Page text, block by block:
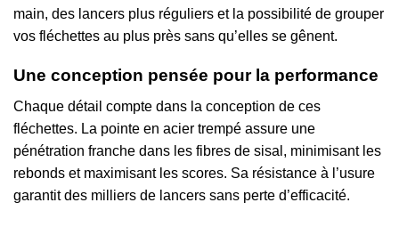
main, des lancers plus réguliers et la possibilité de grouper
vos fléchettes au plus près sans qu’elles se gênent.
Une conception pensée pour la performance
Chaque détail compte dans la conception de ces
fléchettes. La pointe en acier trempé assure une
pénétration franche dans les fibres de sisal, minimisant les
rebonds et maximisant les scores. Sa résistance à l’usure
garantit des milliers de lancers sans perte d’efficacité.